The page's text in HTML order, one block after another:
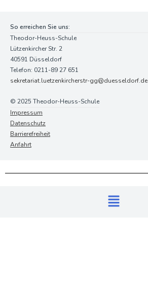
So erreichen Sie uns:
Theodor-Heuss-Schule
Lützenkircher Str. 2
40591 Düsseldorf
Telefon: 0211-89 27 651
sekretariat.luetzenkircherstr-gg@duesseldorf.de
© 2025 Theodor-Heuss-Schule
Impressum
Datenschutz
Barrierefreiheit
Anfahrt